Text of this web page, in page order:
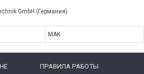
GmbH (Германия)
MAK
ПРАВИЛА РАБОТЫ